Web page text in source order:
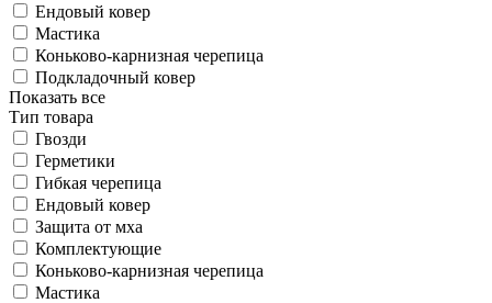
Ендовый ковер
Мастика
Коньково-карнизная черепица
Подкладочный ковер
Показать все
Тип товара
Гвозди
Герметики
Гибкая черепица
Ендовый ковер
Защита от мха
Комплектующие
Коньково-карнизная черепица
Мастика